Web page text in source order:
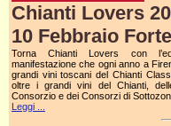
Chianti Lovers
10 Febbraio
Torna Chianti Lovers con
manifestazione che ogni anno a
grandi vini toscani del Chianti
oltre i grandi vini del Chianti,
Consorzio e dei Consorzi di
Leggi ...